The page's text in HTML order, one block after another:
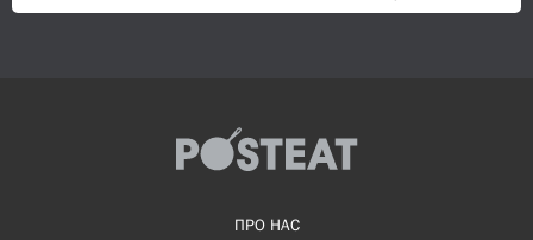
ПРО НАС